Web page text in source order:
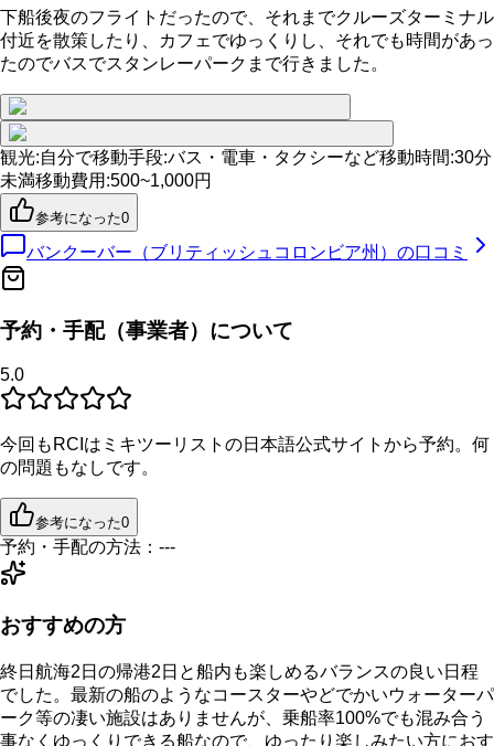
下船後夜のフライトだったので、それまでクルーズターミナル
付近を散策したり、カフェでゆっくりし、それでも時間があっ
たのでバスでスタンレーパークまで行きました。
観光:自分で移動手段:バス・電車・タクシーなど移動時間:30分
未満移動費用 :500~1,000円
参考になった0
バンクーバー（ブリティッシュコロンビア州） の口コミ
予約・手配（事業者）について
5.0
今回もRCIはミキツーリストの日本語公式サイトから予約。何
の問題もなしです。
参考になった0
予約・手配の方法： ---
おすすめの方
終日航海2日の帰港2日と船内も楽しめるバランスの良い日程
でした。最新の船のようなコースターやどでかいウォーターパ
ーク等の凄い施設はありませんが、乗船率100%でも混み合う
事なくゆっくりできる船なので、ゆったり楽しみたい方におす